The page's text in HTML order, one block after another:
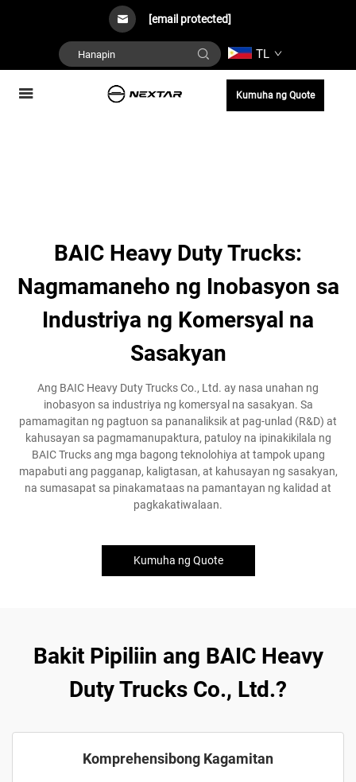
[email protected]
TL
Kumuha ng Quote
BAIC Heavy Duty Trucks:
Nagmamaneho ng Inobasyon sa
Industriya ng Komersyal na
Sasakyan
Ang BAIC Heavy Duty Trucks Co., Ltd. ay nasa unahan ng
inobasyon sa industriya ng komersyal na sasakyan. Sa
pamamagitan ng pagtuon sa pananaliksik at pag-unlad (R&D) at
kahusayan sa pagmamanupaktura, patuloy na ipinakikilala ng
BAIC Trucks ang mga bagong teknolohiya at tampok upang
mapabuti ang pagganap, kaligtasan, at kahusayan ng sasakyan,
na sumasapat sa pinakamataas na pamantayan ng kalidad at
pagkakatiwalaan.
Kumuha ng Quote
Bakit Pipiliin ang BAIC Heavy
Duty Trucks Co., Ltd.?
Komprehensibong Kagamitan